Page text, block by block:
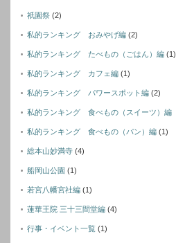
祇園祭 (2)
私的ランキング おみやげ編 (2)
私的ランキング たべもの（ごはん）編 (1)
私的ランキング カフェ編 (1)
私的ランキング パワースポット編 (2)
私的ランキング 食べもの（スイーツ）編
私的ランキング 食べもの（パン）編 (1)
総本山妙満寺 (4)
船岡山公園 (1)
若宮八幡宮社編 (1)
蓮華王院 三十三間堂編 (4)
行事・イベント一覧 (1)